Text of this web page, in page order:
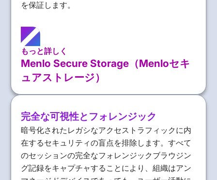
を保証します。
もっと詳しく
Menlo Secure Storage（Menloセキ
ュアストレージ）
完全な可視性とフォレンジック
暗号化されたレガシなアクセストラフィックに内
在するセキュリティの盲点を排除します。すべて
のセッションの完全なフォレンジックブラウジン
グ記録をキャプチャすることにより、組織はアン